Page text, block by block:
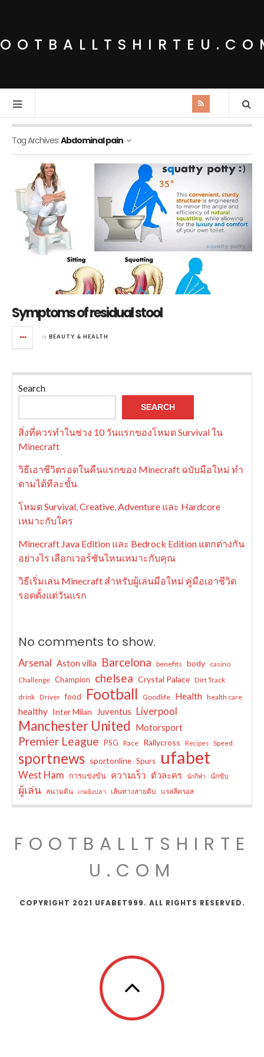
Tag Archives:Abdominal pain
Symptoms of residual stool
in BEAUTY & HEALTH
Search
SEARCH
สิ่งที่ควรทำในช่วง 10 วันแรกของโหมด Survival ใน
Minecraft
วิธีเอาชีวิตรอดในคืนแรกของ Minecraft ฉบับมือใหม่ ทำ
ตามได้ทีละขั้น
โหมด Survival, Creative, Adventure และ Hardcore
เหมาะกับใคร
Minecraft Java Edition และ Bedrock Edition แตกต่างกัน
อย่างไร เลือกเวอร์ชันไหนเหมาะกับคุณ
วิธีเริ่มเล่น Minecraft สำหรับผู้เล่นมือใหม่ คู่มือเอาชีวิต
รอดตั้งแต่วันแรก
No comments to show.
Arsenal Aston villa Barcelona benefits body casino
Challenge Champion chelsea Crystal Palace Dirt Track
drink Driver food Football Goodlife Health health care
healthy Inter Milan Juventus Liverpool
Manchester United Motorsport
Premier League PSG Race Rallycross Recipes Speed
sportnews sportonline Spurs ufabet
West Ham การแข่งขัน ความเร็ว ตัวละคร นักกีฬา นักขับ
ผู้เล่น สนามดิน เกมยิงปลา เส้นทางสายดิบ แรลลีครอส
FOOTBALLTSHIRTE
U.COM
COPYRIGHT 2021 UFABET999. ALL RIGHTS RESERVED.